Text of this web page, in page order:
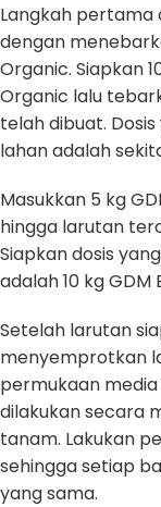
Langkah
dengan
Organic. Siapkan
Organic lalu
telah dibuat.
lahan adalah
Masukkan 5 kg
hingga larutan
Siapkan dosis
adalah 10 kg GDM
Setelah larutan
menyemprotkan
permukaan
dilakukan secara
tanam. Lakukan
sehingga setiap
yang sama.